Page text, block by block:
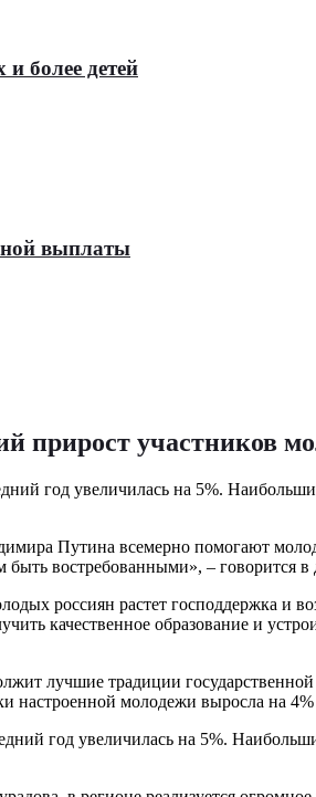
более детей
выплаты
прирост участников
год увеличилась на 5%.
Путина всемерно помогают
востребованными», – говорится в
россиян растет господдержка и
качественное образование и
лучшие традиции
настроенной молодежи выросла на 4%
год увеличилась на 5%.